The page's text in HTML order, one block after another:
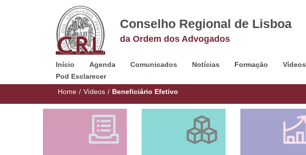
Conselho Regional de Lisboa
da Ordem dos Advogados
Início Agenda Comunicados Notícias Formação Vídeos
Pod Esclarecer
Home / Vídeos / Beneficiário Efetivo